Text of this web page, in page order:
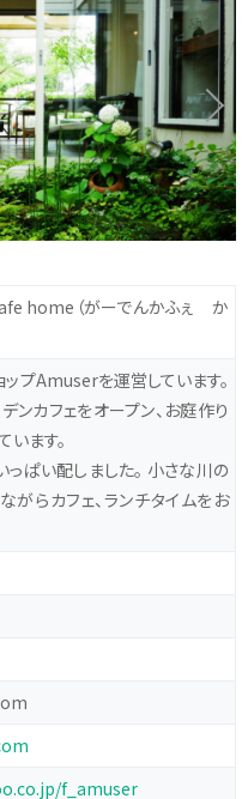
home （がーでんかふぇ か
ップAmuserを運営しています。
ンカフェをオープン、お庭作り
います。
ぱい配しました。 小さな川の
らカフェ、ランチタイムをお
f_amuser